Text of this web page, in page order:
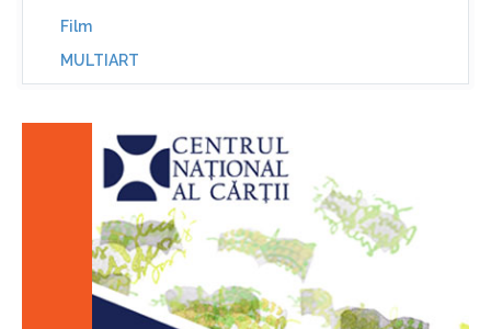
Film
MULTIART